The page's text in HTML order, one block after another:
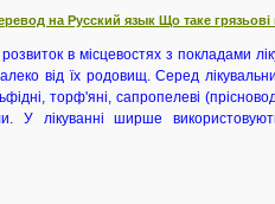
на Русский язык Що таке грязьові
в місцевостях з покладами
від їх родовищ. Серед
торф'яні, сапропелеві
У лікуванні ширше